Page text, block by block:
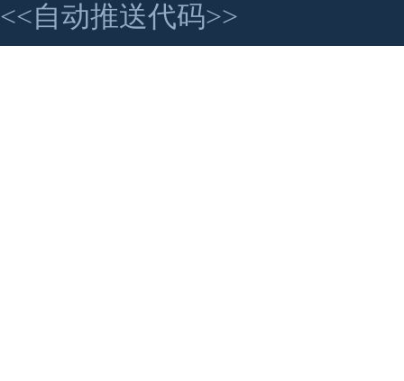
<<自动推送代码>>